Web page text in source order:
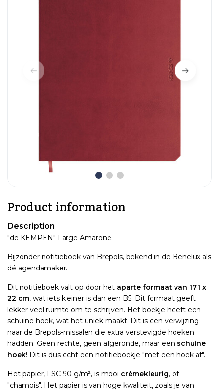
Product information
Description
"de KEMPEN" Large Amarone.
Bijzonder notitieboek van Brepols, bekend in de Benelux als
dé agendamaker.
Dit notitieboek valt op door het aparte formaat van 17,1 x
22 cm, wat iets kleiner is dan een B5. Dit formaat geeft
lekker veel ruimte om te schrijven. Het boekje heeft een
schuine hoek, wat het uniek maakt. Dit is een verwijzing
naar de Brepols-missalen die extra verstevigde hoeken
hadden. Geen rechte, geen afgeronde, maar een schuine
hoek! Dit is dus echt een notitieboekje "met een hoek af".
Het papier, FSC 90 g/m², is mooi crèmekleurig, of
"chamois". Het papier is van hoge kwaliteit, zoals je van